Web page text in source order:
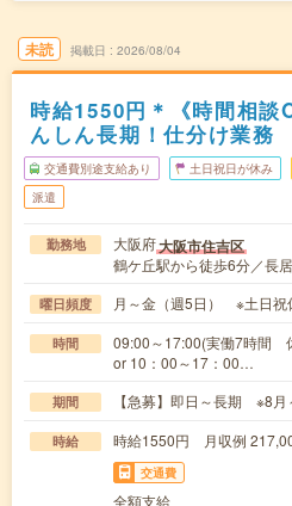
未読 掲載日 2026/08/04
時給1550円＊《時間相談
んしん長期！仕分け業務
交通費別途支給あり 土日祝日が休み
派遣
勤務地 大阪府大阪市住吉区
鶴ケ丘駅から徒歩6分／長
曜日頻度 月～金（週5日） ※土日祝
時間
09:00～17:00(実働7時間
or 10：00～17：00…
期間 【急募】即日～長期 ※8月
時給 時給1550円 月収例
交通費
全額支給